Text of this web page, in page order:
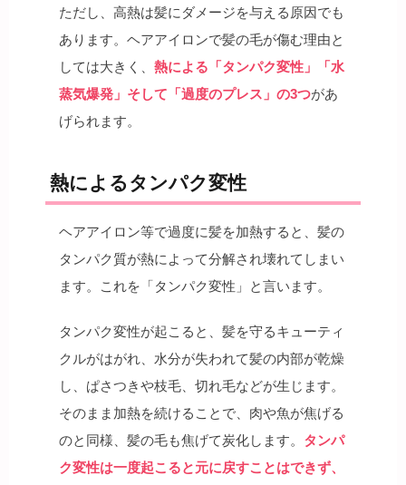
ただし、高熱は髪にダメージを与える原因でも
あります。ヘアアイロンで髪の毛が傷む理由と
しては大きく、 熱による「タンパク変性」「水
蒸気爆発」そして「過度のプレス」の3つがあ
げられます。
熱によるタンパク変性
ヘアアイロン等で過度に髪を加熱すると、髪の
タンパク質が熱によって分解され壊れてしまい
ます。これを「タンパク変性」と言います。
タンパク変性が起こると、髪を守るキューティ
クルがはがれ、水分が失われて髪の内部が乾燥
し、ぱさつきや枝毛、切れ毛などが生じます。
そのまま加熱を続けることで、肉や魚が焦げる
のと同様、髪の毛も焦げて炭化します。 タンパ
ク変性は一度起こると元に戻すことはできず、